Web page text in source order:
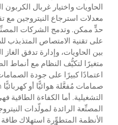
الحاويات واختيار غربال
معدلات استرجاع النيتروجين مع
حدٍّ ممكن. وتدمج الشركات
على تقنية الامتصاص المتذبذب
بين الحاويات، وإدارة تدفق
متغيرًا لتكيُّف النظام مع أنماط
اعتمادًا كبيرًا على جودة
التشغيلية. أما الكفاءة
المصنِّعة الرائدة لمولّدات
الأنظمة المتطوِّرة استهلاك